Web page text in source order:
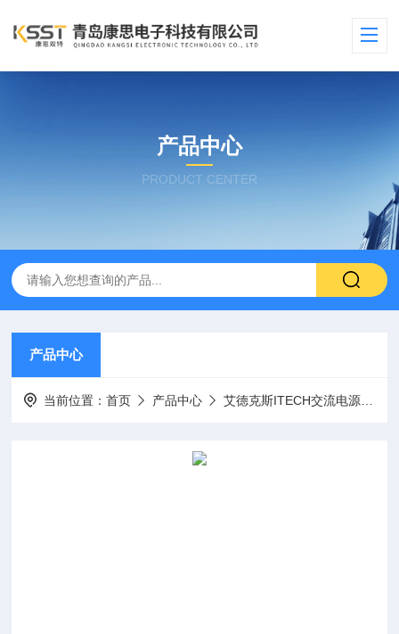
产品中心
PRODUCT CENTER
产品中心
当前位置：首页 产品中心 艾德克斯ITECH交流电源